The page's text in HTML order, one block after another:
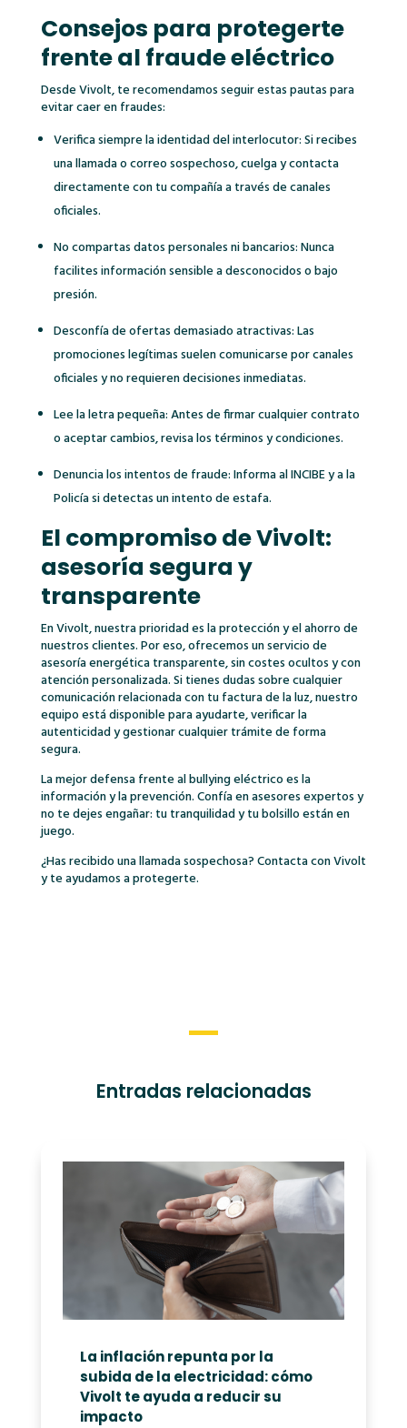
Consejos para protegerte
frente al fraude eléctrico
Desde Vivolt, te recomendamos seguir estas pautas para
evitar caer en fraudes:
Verifica siempre la identidad del interlocutor: Si recibes
una llamada o correo sospechoso, cuelga y contacta
directamente con tu compañía a través de canales
oficiales.
No compartas datos personales ni bancarios: Nunca
facilites información sensible a desconocidos o bajo
presión.
Desconfía de ofertas demasiado atractivas: Las
promociones legítimas suelen comunicarse por canales
oficiales y no requieren decisiones inmediatas.
Lee la letra pequeña: Antes de firmar cualquier contrato
o aceptar cambios, revisa los términos y condiciones.
Denuncia los intentos de fraude: Informa al INCIBE y a la
Policía si detectas un intento de estafa.
El compromiso de Vivolt:
asesoría segura y
transparente
En Vivolt, nuestra prioridad es la protección y el ahorro de
nuestros clientes. Por eso, ofrecemos un servicio de
asesoría energética transparente, sin costes ocultos y con
atención personalizada. Si tienes dudas sobre cualquier
comunicación relacionada con tu factura de la luz, nuestro
equipo está disponible para ayudarte, verificar la
autenticidad y gestionar cualquier trámite de forma
segura.
La mejor defensa frente al bullying eléctrico es la
información y la prevención. Confía en asesores expertos y
no te dejes engañar: tu tranquilidad y tu bolsillo están en
juego.
¿Has recibido una llamada sospechosa? Contacta con Vivolt
y te ayudamos a protegerte.
Entradas relacionadas
La inflación repunta por la
subida de la electricidad: cómo
Vivolt te ayuda a reducir su
impacto